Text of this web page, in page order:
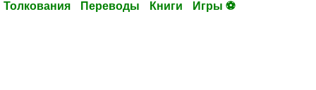
Толкования Переводы Книги Игры ⚽